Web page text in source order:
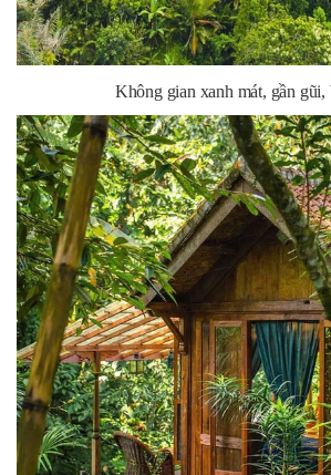
Không gian xanh mát, gần gũi,